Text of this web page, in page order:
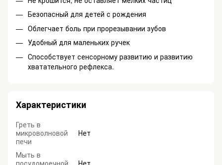
Безопасный для детей с рождения
Облегчает боль при прорезывании зубов
Удобный для маленьких ручек
Способствует сенсорному развитию и развитию
хватательного рефлекса.
Характеристики
Греть в
микроволновой
печи
Нет
Мыть в
посудомоечной
Нет